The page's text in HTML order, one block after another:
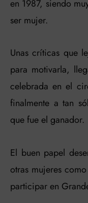
en 1987, siendo
ser mujer.
Unas críticas que
para motivarla,
celebrada en el
finalmente a tan
que fue el ganador.
El buen papel
otras mujeres
participar en